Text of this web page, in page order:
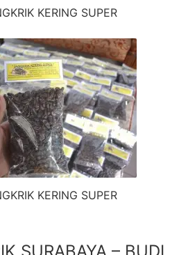
KERING SUPER
KERING SUPER